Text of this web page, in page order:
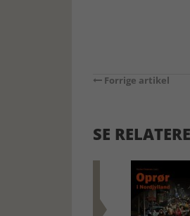
Forrige artikel
SE